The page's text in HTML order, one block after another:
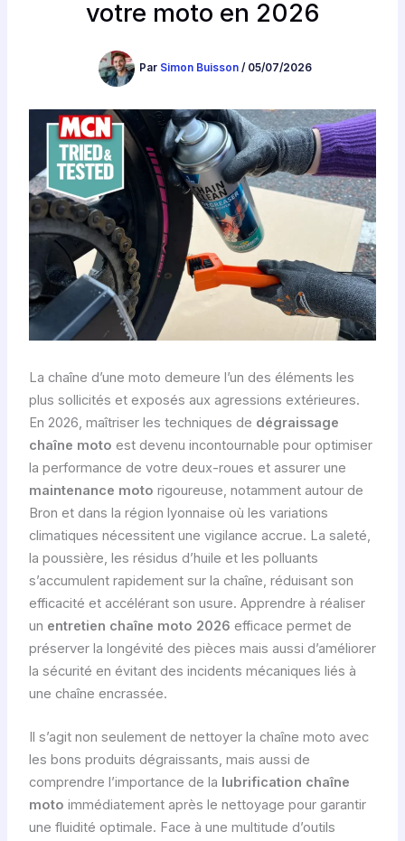
votre moto en 2026
Par Simon Buisson / 05/07/2026
La chaîne d’une moto demeure l’un des éléments les
plus sollicités et exposés aux agressions extérieures.
En 2026, maîtriser les techniques de dégraissage
chaîne moto est devenu incontournable pour optimiser
la performance de votre deux-roues et assurer une
maintenance moto rigoureuse, notamment autour de
Bron et dans la région lyonnaise où les variations
climatiques nécessitent une vigilance accrue. La saleté,
la poussière, les résidus d’huile et les polluants
s’accumulent rapidement sur la chaîne, réduisant son
efficacité et accélérant son usure. Apprendre à réaliser
un entretien chaîne moto 2026 efficace permet de
préserver la longévité des pièces mais aussi d’améliorer
la sécurité en évitant des incidents mécaniques liés à
une chaîne encrassée.
Il s’agit non seulement de nettoyer la chaîne moto avec
les bons produits dégraissants, mais aussi de
comprendre l’importance de la lubrification chaîne
moto immédiatement après le nettoyage pour garantir
une fluidité optimale. Face à une multitude d’outils